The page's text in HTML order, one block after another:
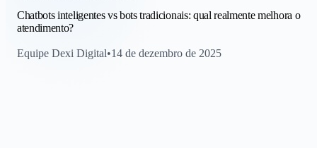
Chatbots inteligentes vs bots tradicionais: qual realmente melhora o
atendimento?
Equipe Dexi Digital•14 de dezembro de 2025